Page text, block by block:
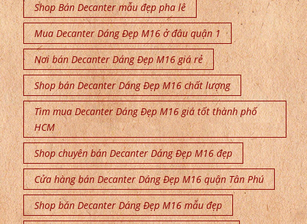
Shop Bán Decanter mẫu đẹp pha lê
Mua Decanter Dáng Đẹp M16 ở đâu quận 1
Nơi bán Decanter Dáng Đẹp M16 giá rẻ
Shop bán Decanter Dáng Đẹp M16 chất lượng
Tìm mua Decanter Dáng Đẹp M16 giá tốt thành phố
HCM
Shop chuyên bán Decanter Dáng Đẹp M16 đẹp
Cửa hàng bán Decanter Dáng Đẹp M16 quận Tân Phú
Shop bán Decanter Dáng Đẹp M16 mẫu đẹp